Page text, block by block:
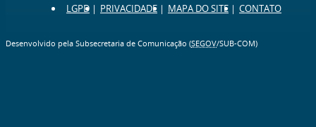
LGPD PRIVACIDADE MAPA DO SITE CONTATO
Desenvolvido pela Subsecretaria de Comunicação (SEGOV/SUB-COM)